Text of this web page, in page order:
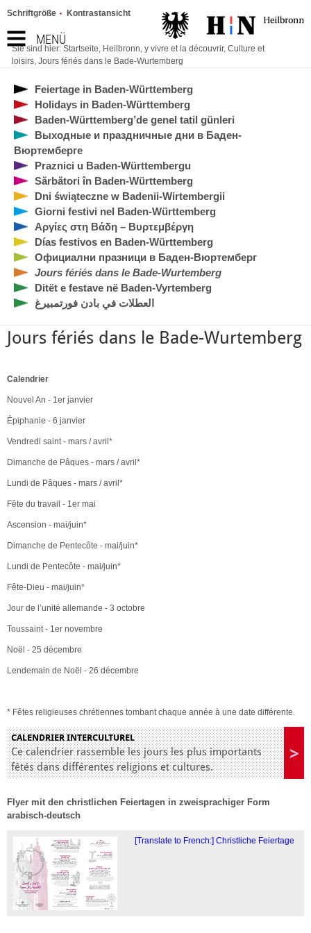
MENÜ
Schriftgröße Kontrastansicht
Sie sind hier: Startseite, Heilbronn, y vivre et la découvrir, Culture et
loisirs, Jours fériés dans le Bade-Wurtemberg
Feiertage in Baden-Württemberg
Holidays in Baden-Württemberg
Baden-Württemberg’de genel tatil günleri
Выходные и праздничные дни в Баден-
Вюртемберге
Praznici u Baden-Württembergu
Sărbători în Baden-Württemberg
Dni świąteczne w Badenii-Wirtembergii
Giorni festivi nel Baden-Württemberg
Αργίες στη Βάδη – Βυρτεμβέργη
Días festivos en Baden-Württemberg
Официални празници в Баден-Вюртемберг
Jours fériés dans le Bade-Wurtemberg
Ditët e festave në Baden-Vyrtemberg
العطلات في بادن فورتمبيرغ
Jours fériés dans le Bade-Wurtemberg
Calendrier
Nouvel An - 1er janvier
Épiphanie - 6 janvier
Vendredi saint - mars / avril*
Dimanche de Pâques - mars / avril*
Lundi de Pâques - mars / avril*
Fête du travail - 1er mai
Ascension - mai/juin*
Dimanche de Pentecôte - mai/juin*
Lundi de Pentecôte - mai/juin*
Fête-Dieu - mai/juin*
Jour de l’unité allemande - 3 octobre
Toussaint - 1er novembre
Noël - 25 décembre
Lendemain de Noël - 26 décembre
* Fêtes religieuses chrétiennes tombant chaque année à une date différente.
CALENDRIER INTERCULTUREL
Ce calendrier rassemble les jours les plus importants
fêtés dans différentes religions et cultures.
Flyer mit den christlichen Feiertagen in zweisprachiger Form
arabisch-deutsch
[Translate to French:] Christliche Feiertage